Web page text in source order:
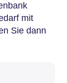
mit
Sie dann